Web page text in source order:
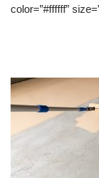
color=”#ffffff”